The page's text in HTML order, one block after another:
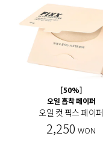
[50%]
오일 흡착 페이퍼
오일 컷 픽스 페이퍼
2,250 WON